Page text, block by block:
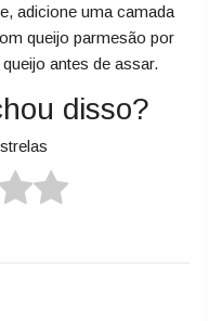
adicione uma camada
queijo parmesão por
antes de assar.
disso?